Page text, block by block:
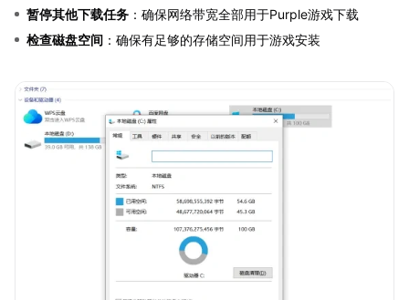
暂停其他下载任务 ：确保网络带宽全部用于Purple游戏下载
检查磁盘空间 ：确保有足够的存储空间用于游戏安装